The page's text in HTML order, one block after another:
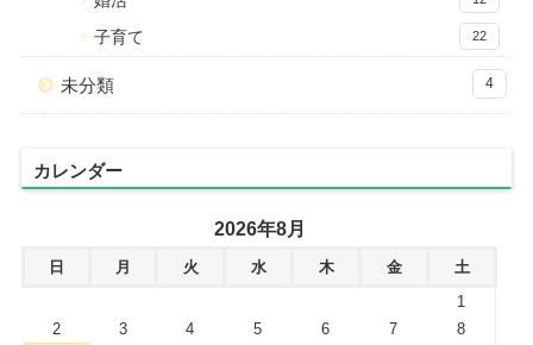
子育て 22
未分類 4
カレンダー
2026年8月
日 月 火 水 木 金
土
1
2
3 4 5 6 7
8